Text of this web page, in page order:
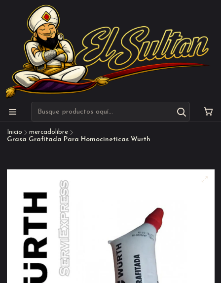
Inicio
mercadolibre
Grasa Grafitada Para Homocineticas Wurth